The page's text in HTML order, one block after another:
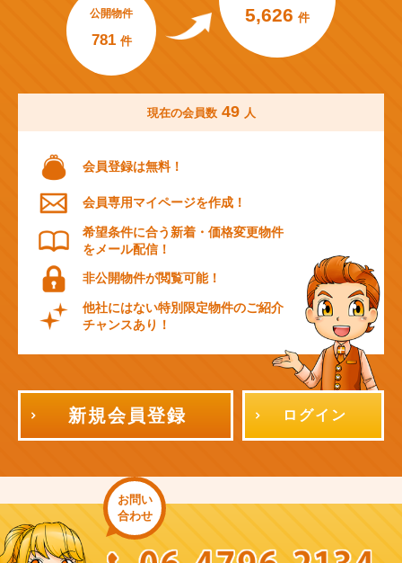
公開物件
781 件
5,626 件
現在の会員数 49 人
会員登録は無料！
会員専用マイページを作成！
希望条件に合う新着・価格変更物件
をメール配信！
非公開物件が閲覧可能！
他社にはない特別限定物件のご紹介
チャンスあり！
新規会員登録 ログイン
お問い
合わせ